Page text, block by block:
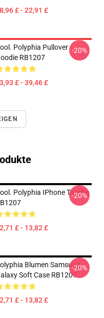
£ - 22,91 £
Polyphia Pullover
RB1207
£ - 39,46 £
-20%
Polyphia IPhone Tasche
£ - 13,82 £
-20%
Blumen Samsung
Soft Case RB1207
£ - 13,82 £
-20%